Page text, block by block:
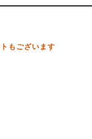
もございます